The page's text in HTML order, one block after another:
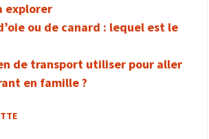
explorer
ou de canard : lequel est le
de transport utiliser pour aller
en famille ?